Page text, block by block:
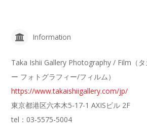
Information
Taka Ishii Gallery Photography / Film（タ
ー フォトグラフィー/フィルム）
https://www.takaishiigallery.com/jp/
東京都港区六本木5-17-1 AXISビル 2F
tel：03-5575-5004